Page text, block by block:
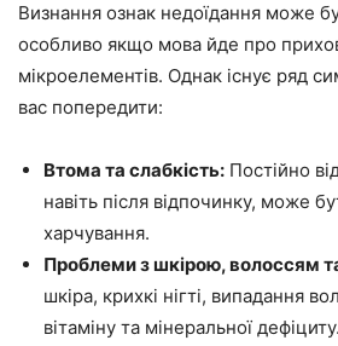
Визнання ознак недоїдання може
особливо якщо мова йде про
мікроелементів. Однак існує ряд
вас попередити:
Втома та слабкість: Постійно
навіть після відпочинку, може
харчування.
Проблеми з шкірою, волоссям
шкіра, крихкі нігті, випадання
вітаміну та мінеральної дефіциту.